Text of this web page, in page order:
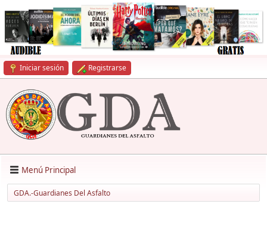
Iniciar sesión Registrarse
Menú Principal
GDA.-Guardianes Del Asfalto